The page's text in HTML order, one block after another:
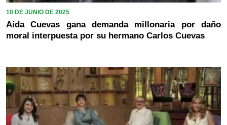
10 DE JUNIO DE 2025
Aída Cuevas gana demanda millonaria por daño
moral interpuesta por su hermano Carlos Cuevas